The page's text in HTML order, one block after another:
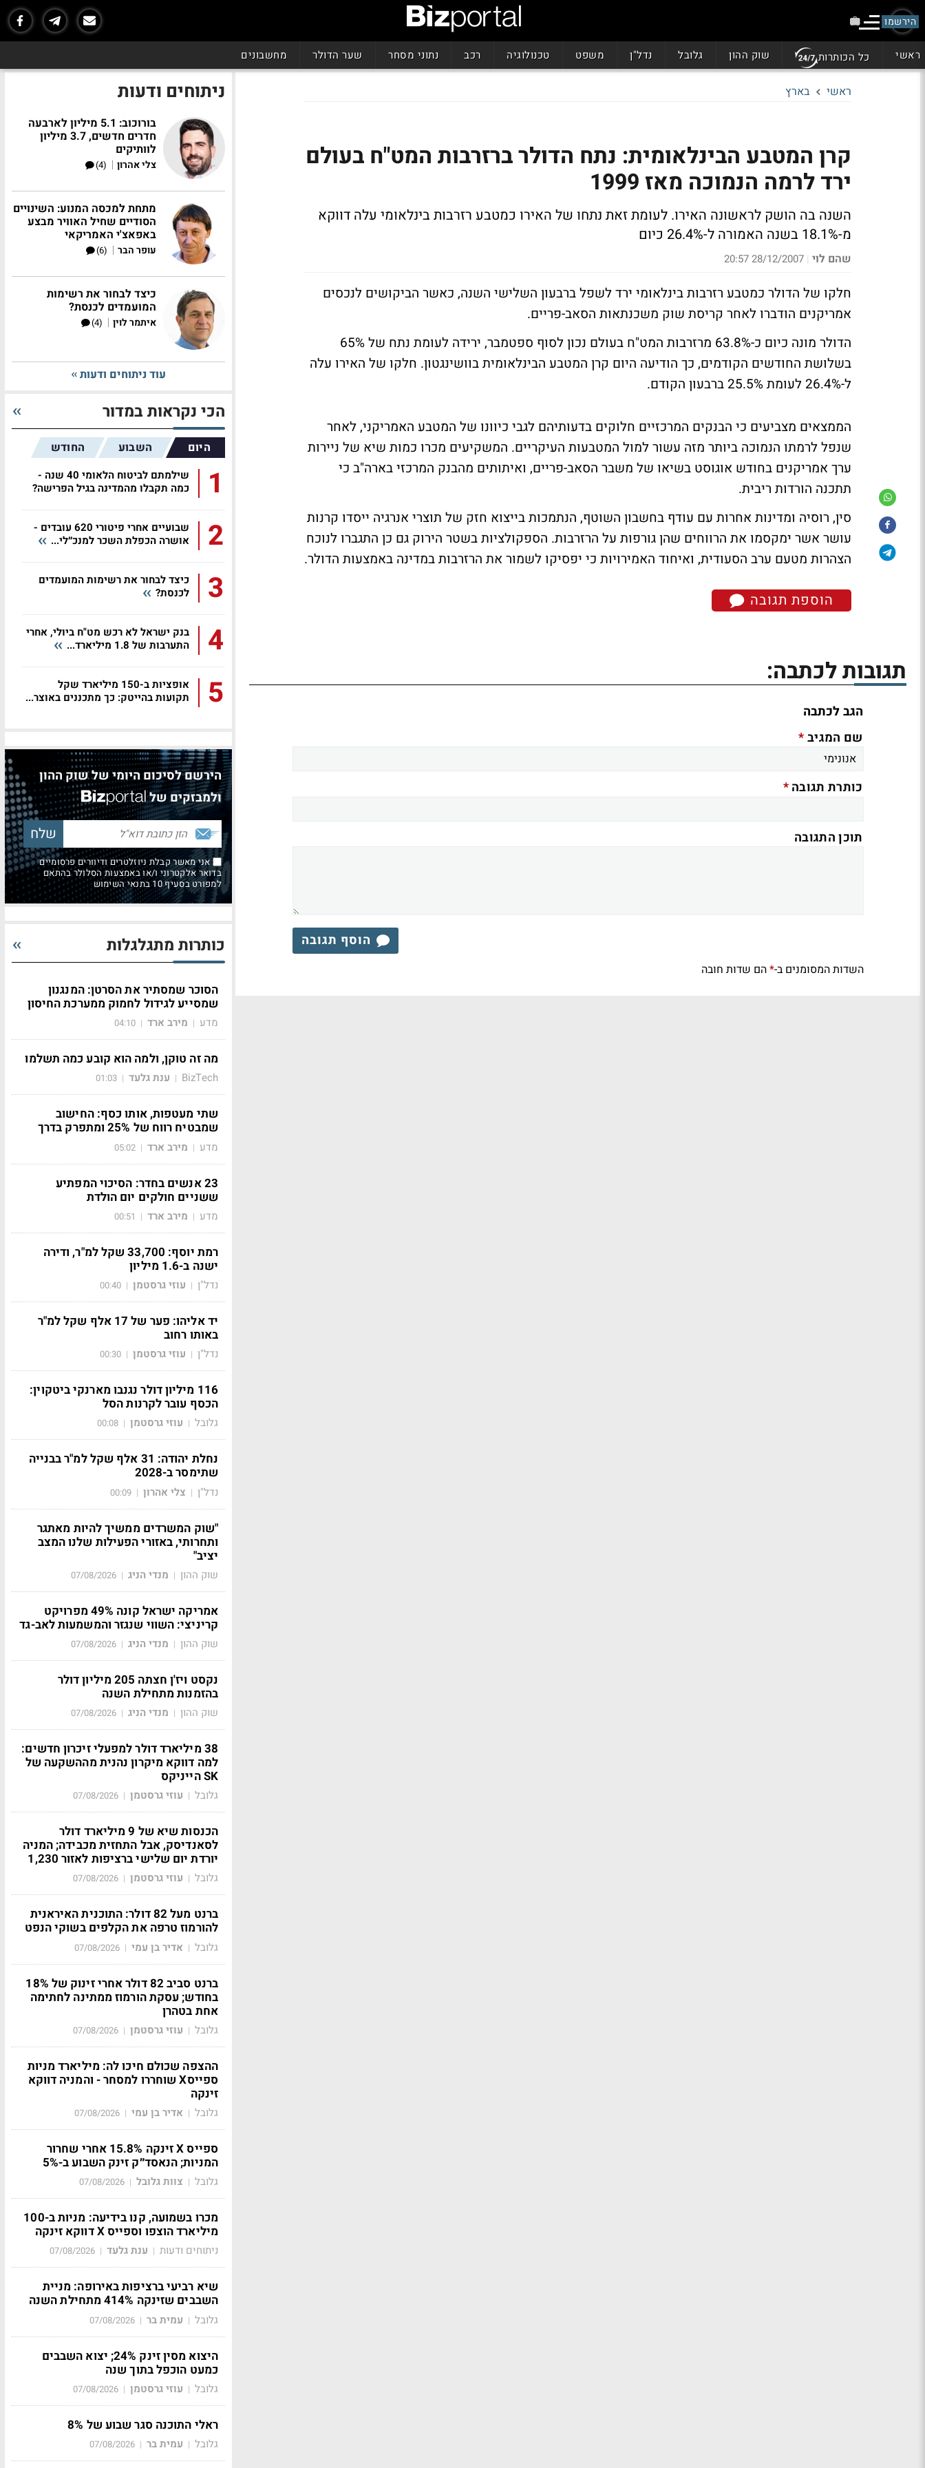
הירשמו
ראשי כל הכותרות שוק ההון גלובל נדל"ן משפט טכנולוגיה רכב נתוני מסחר שער הדולר מחשבונים
ראשי בארץ
קרן המטבע הבינלאומית: נתח הדולר ברזרבות המט"ח בעולם
ירד לרמה הנמוכה מאז 1999
השנה בה הושק לראשונה האירו. לעומת זאת נתחו של האירו כמטבע רזרבות בינלאומי עלה דווקא
מ-18.1% בשנה האמורה ל-26.4% כיום
שהם לוי |
28/12/2007 20:57
חלקו של הדולר כמטבע רזרבות בינלאומי ירד לשפל ברבעון השלישי השנה, כאשר הביקושים לנכסים
אמריקנים הודברו לאחר קריסת שוק משכנתאות הסאב-פריים.
הדולר מונה כיום כ-63.8% מרזרבות המט"ח בעולם נכון לסוף ספטמבר, ירידה לעומת נתח של 65%
בשלושת החודשים הקודמים, כך הודיעה היום קרן המטבע הבינלאומית בוושינגטון. חלקו של האירו עלה
ל-26.4% לעומת 25.5% ברבעון הקודם.
הממצאים מצביעים כי הבנקים המרכזיים חלוקים בדעותיהם לגבי כיוונו של המטבע האמריקני, לאחר
שנפל לרמתו הנמוכה ביותר מזה עשור למול המטבעות העיקריים. המשקיעים מכרו כמות שיא של ניירות
ערך אמריקנים בחודש אוגוסט בשיאו של משבר הסאב-פריים, ואיתותים מהבנק המרכזי בארה"ב כי
תתכנה הורדות ריבית.
סין, רוסיה ומדינות אחרות עם עודף בחשבון השוטף, הנתמכות בייצוא חזק של תוצרי אנרגיה ייסדו קרנות
עושר אשר ימקסמו את הרווחים שהן גורפות על הרזרבות. הספקולציות בשטר הירוק גם כן התגברו לנוכח
הצהרות מטעם ערב הסעודית, ואיחוד האמירויות כי יפסיקו לשמור את הרזרבות במדינה באמצעות הדולר.
הוספת תגובה
תגובות לכתבה:
הגב לכתבה
שם המגיב*
כותרת תגובה*
תוכן התגובה
הוסף תגובה
השדות המסומנים ב-*הם שדות חובה
ניתוחים ודעות
בורוכוב: 5.1 מיליון לארבעה
חדרים חדשים, 3.7 מיליון
לוותיקים
צלי אהרון |
(4)
מתחת למכסה המנוע: השינויים
הסודיים שחיל האוויר מבצע
באפאצ'י האמריקאי
עופר הבר |
(6)
כיצד לבחור את רשימות
המועמדים לכנסת?
איתמר לוין |
(4)
עוד ניתוחים ודעות
הכי נקראות במדור
היום השבוע החודש
1
שילמתם לביטוח הלאומי 40 שנה -
כמה תקבלו מהמדינה בגיל הפרישה?
2
שבועיים אחרי פיטורי 620 עובדים -
אושרה הכפלת השכר למנכ״לי...
3
כיצד לבחור את רשימות המועמדים
לכנסת?
4
בנק ישראל לא רכש מט"ח ביולי, אחרי
התערבות של 1.8 מיליארד...
5
אופציות ב-150 מיליארד שקל
תקועות בהייטק: כך מתכננים באוצר...
הירשם לסיכום היומי של שוק ההון
ולמבזקים של
אני מאשר קבלת ניוזלטרים ודיוורים פרסומיים
בדואר אלקטרוני ו/או באמצעות הסלולר בהתאם
למפורט בסעיף 10 בתנאי השימוש
כותרות מתגלגלות
הסוכר שמסתיר את הסרטן: המנגנון
שמסייע לגידול לחמוק ממערכת החיסון
מדע | מירב ארד |
04:10
מה זה טוקן, ולמה הוא קובע כמה תשלמו
BizTech
| ענת גלעד |
01:03
שתי מעטפות, אותו כסף: החישוב
שמבטיח רווח של 25% ומתפרק בדרך
מדע | מירב ארד |
05:02
23 אנשים בחדר: הסיכוי המפתיע
ששניים חולקים יום הולדת
מדע | מירב ארד |
00:51
רמת יוסף: 33,700 שקל למ"ר, ודירה
ישנה ב-1.6 מיליון
נדל"ן | עוזי גרסטמן |
00:40
יד אליהו: פער של 17 אלף שקל למ"ר
באותו רחוב
נדל"ן | עוזי גרסטמן |
00:30
116 מיליון דולר נגנבו מארנקי ביטקוין:
הכסף עובר לקרנות הסל
גלובל | עוזי גרסטמן |
00:08
נחלת יהודה: 31 אלף שקל למ"ר בבנייה
שתימסר ב-2028
נדל"ן | צלי אהרון |
00:09
"שוק המשרדים ממשיך להיות מאתגר
ותחרותי, באזורי הפעילות שלנו המצב
יציב"
שוק ההון | מנדי הניג |
07/08/2026
אמריקה ישראל קונה 49% מפרויקט
קריניצי: השווי שנגזר והמשמעות לאב-גד
שוק ההון | מנדי הניג |
07/08/2026
נקסט ויז'ן חצתה 205 מיליון דולר
בהזמנות מתחילת השנה
שוק ההון | מנדי הניג |
07/08/2026
38 מיליארד דולר למפעלי זיכרון חדשים:
למה דווקא מיקרון נהנית מההשקעה של
SK הייניקס
גלובל | עוזי גרסטמן |
07/08/2026
הכנסות שיא של 9 מיליארד דולר
לסאנדיסק, אבל התחזית מכבידה; המניה
יורדת יום שלישי ברציפות לאזור 1,230
גלובל | עוזי גרסטמן |
07/08/2026
ברנט מעל 82 דולר: התוכנית האיראנית
להורמוז טרפה את הקלפים בשוקי הנפט
גלובל | אדיר בן עמי |
07/08/2026
ברנט סביב 82 דולר אחרי זינוק של 18%
בחודש; עסקת הורמוז ממתינה לחתימה
אחת בטהרן
גלובל | עוזי גרסטמן |
07/08/2026
ההצפה שכולם חיכו לה: מיליארד מניות
ספייסX שוחררו למסחר - והמניה דווקא
זינקה
גלובל | אדיר בן עמי |
07/08/2026
ספייס X זינקה 15.8% אחרי שחרור
המניות; הנאסד״ק זינק השבוע ב-5%
גלובל | צוות גלובל |
07/08/2026
מכרו בשמועה, קנו בידיעה: מניות ב-100
מיליארד הוצפו וספייס X דווקא זינקה
ניתוחים ודעות | ענת גלעד |
07/08/2026
שיא רביעי ברציפות באירופה: מניית
השבבים שזינקה 414% מתחילת השנה
גלובל | עמית בר |
07/08/2026
היצוא מסין זינק 24%; יצוא השבבים
כמעט הוכפל בתוך שנה
גלובל | עוזי גרסטמן |
07/08/2026
ראלי התוכנה סגר שבוע של 8%
גלובל | עמית בר |
07/08/2026